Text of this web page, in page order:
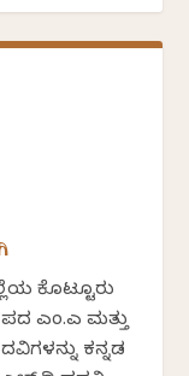
ಕೊಟ್ಟೂರು
ಎಂ.ಎ ಮತ್ತು
ಕನ್ನಡ